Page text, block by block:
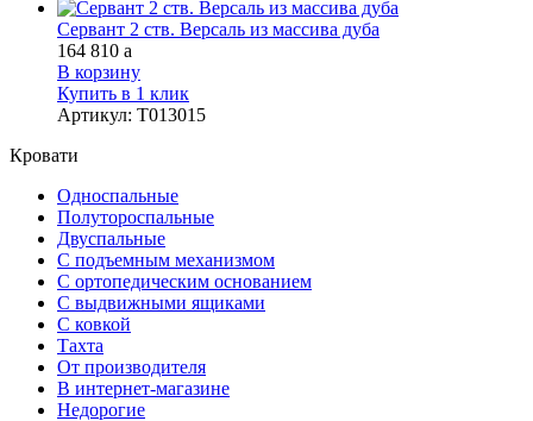
Сервант 2 ств. Версаль из массива дуба
164 810 a
В корзину
Купить в 1 клик
Артикул: Т013015
Кровати
Односпальные
Полутороспальные
Двуспальные
С подъемным механизмом
С ортопедическим основанием
С выдвижными ящиками
С ковкой
Тахта
От производителя
В интернет-магазине
Недорогие